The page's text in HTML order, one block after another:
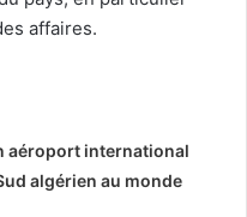
affaires.
aéroport international
algérien au monde